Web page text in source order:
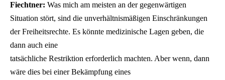
Fiechtner: Was mich am meisten an der gegenwärtigen
Situation stört, sind die unverhältnismäßigen Einschränkungen
der Freiheitsrechte. Es könnte medizinische Lagen geben, die
dann auch eine
tatsächliche Restriktion erforderlich machten. Aber wenn, dann
wäre dies bei einer Bekämpfung eines